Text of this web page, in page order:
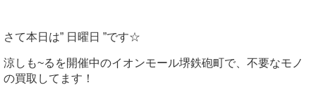
さて本日は” 日曜日 ”です☆
涼しも~るを開催中のイオンモール堺鉄砲町で、不要なモノ
の買取してます！